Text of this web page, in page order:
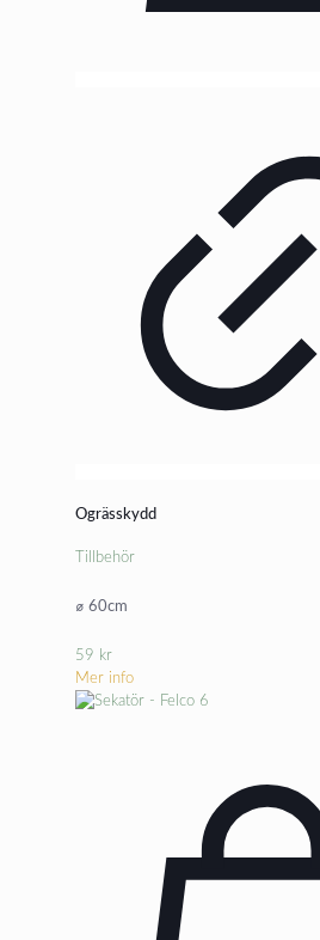
Ogrässkydd
Tillbehör
⌀ 60cm
59 kr
Mer info